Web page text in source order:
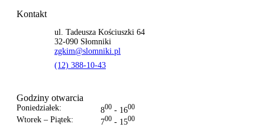
Kontakt
ul. Tadeusza Kościuszki 64
32-090 Słomniki
zgkim@slomniki.pl
(12) 388-10-43
Godziny otwarcia
Poniedziałek: 800 - 1600
Wtorek – Piątek: 700 - 1500